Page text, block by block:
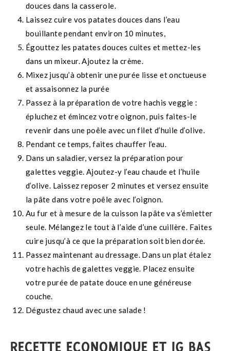
douces dans la casserole.
Laissez cuire vos patates douces dans l’eau
bouillante pendant environ 10 minutes,
Égouttez les patates douces cuites et mettez-les
dans un mixeur. Ajoutez la crème.
Mixez jusqu’à obtenir une purée lisse et onctueuse
et assaisonnez la purée
Passez à la préparation de votre hachis veggie :
épluchez et émincez votre oignon, puis faites-le
revenir dans une poêle avec un filet d’huile d’olive.
Pendant ce temps, faites chauffer l’eau.
Dans un saladier, versez la préparation pour
galettes veggie. Ajoutez-y l’eau chaude et l’huile
d’olive. Laissez reposer 2 minutes et versez ensuite
la pâte dans votre poêle avec l’oignon.
Au fur et à mesure de la cuisson la pâte va s’émietter
seule. Mélangez le tout à l’aide d’une cuillère. Faites
cuire jusqu’à ce que la préparation soit bien dorée.
Passez maintenant au dressage. Dans un plat étalez
votre hachis de galettes veggie. Placez ensuite
votre purée de patate douce en une généreuse
couche.
Dégustez chaud avec une salade !